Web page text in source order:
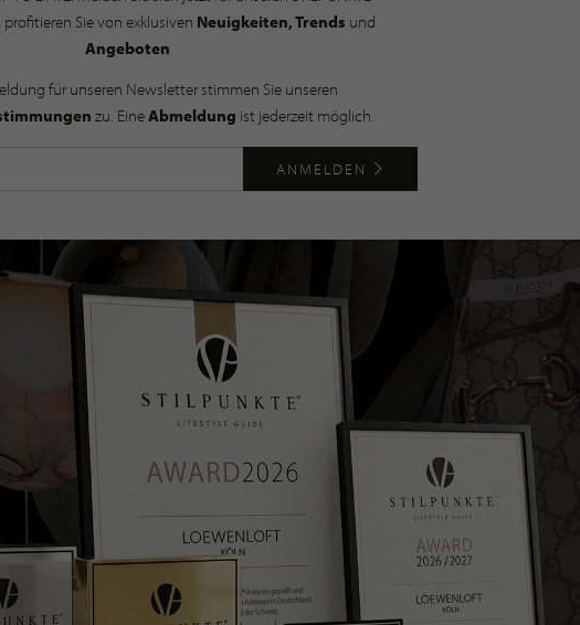
Sie von exklusiven Neuigkeiten, Trends und
Angeboten
für unseren Newsletter stimmen Sie unseren
zu. EineAbmeldung ist jederzeit möglich.
ANMELDEN